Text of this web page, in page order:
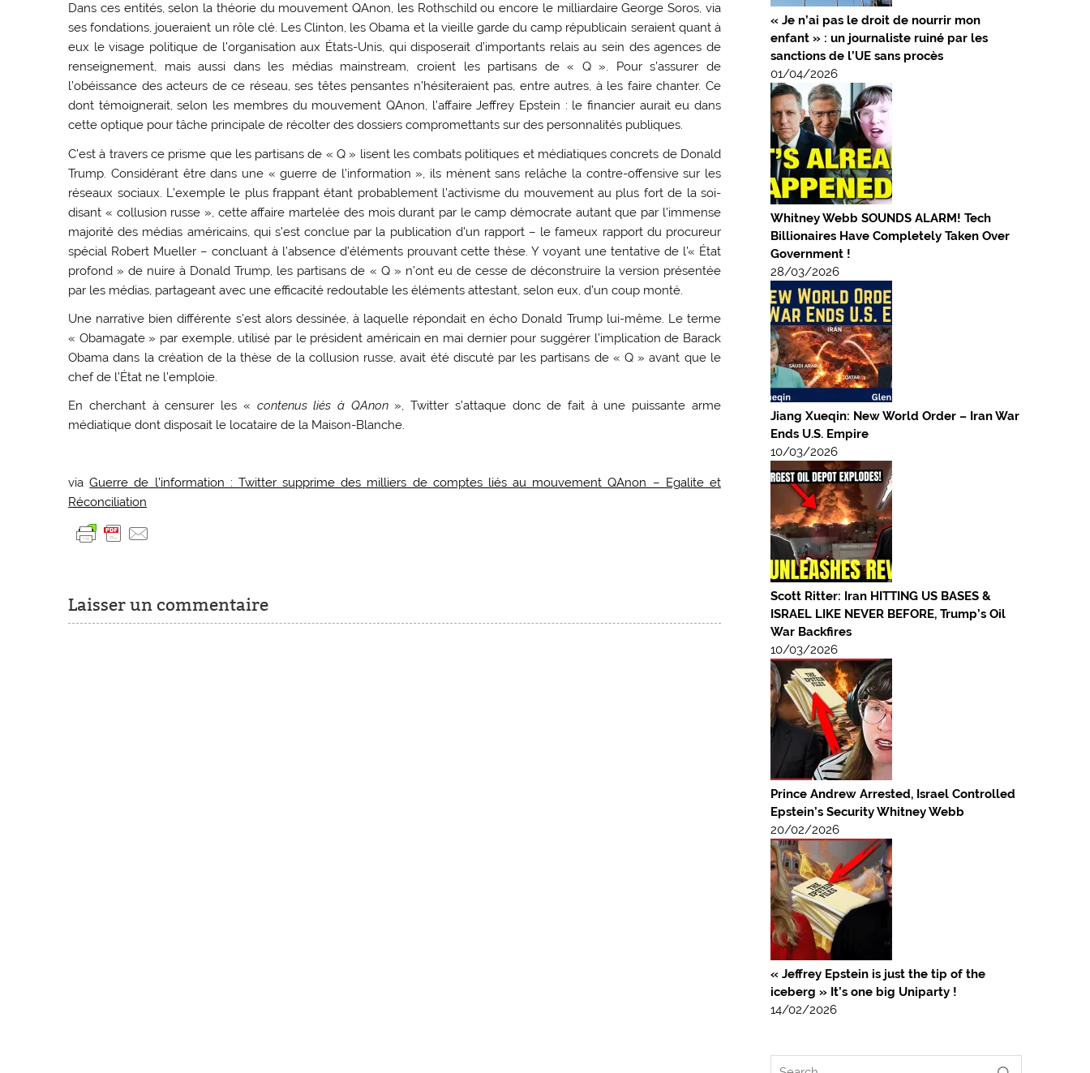
Dans ces entités, selon la théorie du mouvement QAnon, les Rothschild ou encore le milliardaire George Soros, via
ses fondations, joueraient un rôle clé. Les Clinton, les Obama et la vieille garde du camp républicain seraient quant à
eux le visage politique de l’organisation aux États-Unis, qui disposerait d’importants relais au sein des agences de
renseignement, mais aussi dans les médias mainstream, croient les partisans de « Q ». Pour s’assurer de
l’obéissance des acteurs de ce réseau, ses têtes pensantes n’hésiteraient pas, entre autres, à les faire chanter. Ce
dont témoignerait, selon les membres du mouvement QAnon, l’affaire Jeffrey Epstein : le financier aurait eu dans
cette optique pour tâche principale de récolter des dossiers compromettants sur des personnalités publiques.
C’est à travers ce prisme que les partisans de « Q » lisent les combats politiques et médiatiques concrets de Donald
Trump. Considérant être dans une « guerre de l’information », ils mènent sans relâche la contre-offensive sur les
réseaux sociaux. L’exemple le plus frappant étant probablement l’activisme du mouvement au plus fort de la soi-
disant « collusion russe », cette affaire martelée des mois durant par le camp démocrate autant que par l’immense
majorité des médias américains, qui s’est conclue par la publication d’un rapport – le fameux rapport du procureur
spécial Robert Mueller – concluant à l’absence d’éléments prouvant cette thèse. Y voyant une tentative de l’« État
profond » de nuire à Donald Trump, les partisans de « Q » n’ont eu de cesse de déconstruire la version présentée
par les médias, partageant avec une efficacité redoutable les éléments attestant, selon eux, d’un coup monté.
Une narrative bien différente s’est alors dessinée, à laquelle répondait en écho Donald Trump lui-même. Le terme
« Obamagate » par exemple, utilisé par le président américain en mai dernier pour suggérer l’implication de Barack
Obama dans la création de la thèse de la collusion russe, avait été discuté par les partisans de « Q » avant que le
chef de l’État ne l’emploie.
En cherchant à censurer les « contenus liés à QAnon», Twitter s’attaque donc de fait à une puissante arme
médiatique dont disposait le locataire de la Maison-Blanche.
viaGuerre de l’information : Twitter supprime des milliers de comptes liés au mouvement QAnon – Egalite et
Réconciliation
Laisser un commentaire
« Je n’ai pas le droit de nourrir mon
enfant » : un journaliste ruiné par les
sanctions de l’UE sans procès
01/04/2026
Whitney Webb SOUNDS ALARM! Tech
Billionaires Have Completely Taken Over
Government !
28/03/2026
Jiang Xueqin: New World Order – Iran War
Ends U.S. Empire
10/03/2026
Scott Ritter: Iran HITTING US BASES &
ISRAEL LIKE NEVER BEFORE, Trump’s Oil
War Backfires
10/03/2026
Prince Andrew Arrested, Israel Controlled
Epstein’s Security Whitney Webb
20/02/2026
« Jeffrey Epstein is just the tip of the
iceberg » It’s one big Uniparty !
14/02/2026